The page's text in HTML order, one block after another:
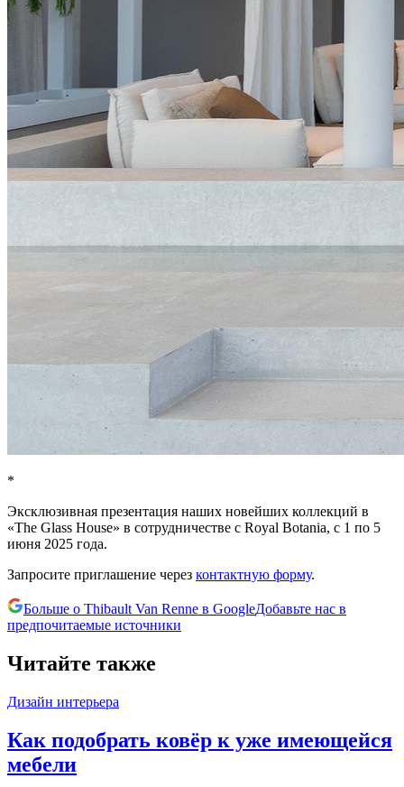
*
Эксклюзивная презентация наших новейших коллекций в
«The Glass House» в сотрудничестве с Royal Botania, с 1 по 5
июня 2025 года.
Запросите приглашение через контактную форму.
Больше о Thibault Van Renne в GoogleДобавьте нас в
предпочитаемые источники
Читайте также
Дизайн интерьера
Как подобрать ковёр к уже имеющейся
мебели